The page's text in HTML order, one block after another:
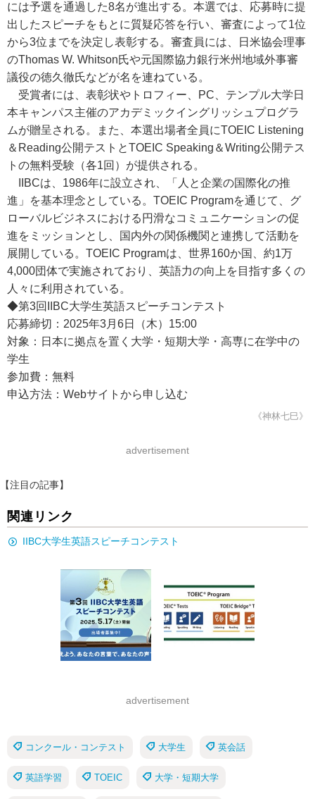
には予選を通過した8名が進出する。本選では、応募時に提
出したスピーチをもとに質疑応答を行い、審査によって1位
から3位までを決定し表彰する。審査員には、日米協会理事
のThomas W. Whitson氏や元国際協力銀行米州地域外事審
議役の徳久徹氏などが名を連ねている。
受賞者には、表彰状やトロフィー、PC、テンプル大学日
本キャンパス主催のアカデミックイングリッシュプログラ
ムが贈呈される。また、本選出場者全員にTOEIC Listening
＆Reading公開テストとTOEIC Speaking＆Writing公開テス
トの無料受験（各1回）が提供される。
IIBCは、1986年に設立され、「人と企業の国際化の推
進」を基本理念としている。TOEIC Programを通じて、グ
ローバルビジネスにおける円滑なコミュニケーションの促
進をミッションとし、国内外の関係機関と連携して活動を
展開している。TOEIC Programは、世界160か国、約1万
4,000団体で実施されており、英語力の向上を目指す多くの
人々に利用されている。
◆第3回IIBC大学生英語スピーチコンテスト
応募締切：2025年3月6日（木）15:00
対象：日本に拠点を置く大学・短期大学・高専に在学中の
学生
参加費：無料
申込方法：Webサイトから申し込む
《神林七巳》
advertisement
【注目の記事】
関連リンク
IIBC大学生英語スピーチコンテスト
advertisement
コンクール・コンテスト 大学生 英会話
英語学習 TOEIC 大学・短期大学